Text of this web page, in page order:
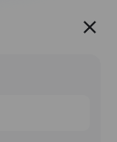
服务推荐